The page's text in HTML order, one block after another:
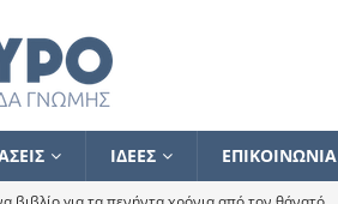
ΙΔΕΕΣ ΕΠΙΚΟΙΝΩΝΙΑ